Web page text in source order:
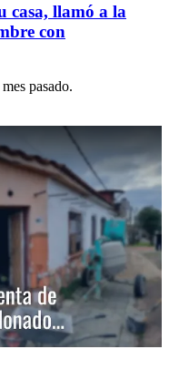
casa, llamó a la
con
pasado.
desactivó boca de venta